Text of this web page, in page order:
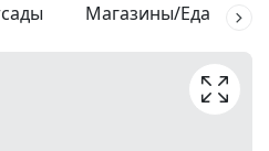
Магазины/Еда